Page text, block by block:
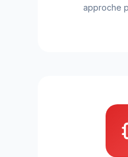
approche